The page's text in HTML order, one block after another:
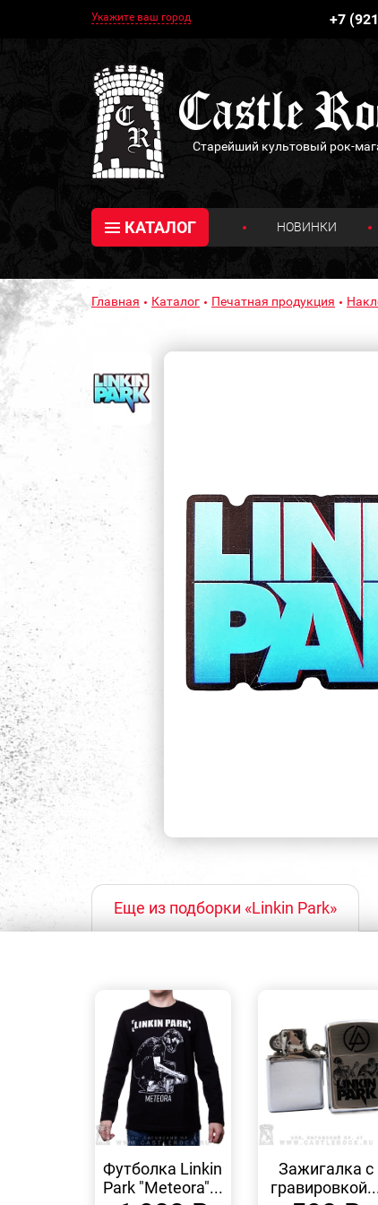
Укажите ваш город +7
Старейший культовый рок-
КАТАЛОГ НОВИНКИ
Главная Каталог Печатная продукция
Еще из подборки «Linkin Park»
ПРОСМОТР
Футболка Linkin
Park "Meteora"...
Зажигалка с